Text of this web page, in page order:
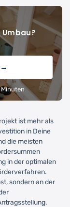
→
ist mehr als
in Deine
die meisten
in der optimalen
sondern an der